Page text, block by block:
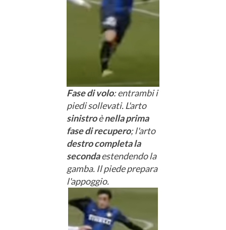
Fase di volo: entrambi i
piedi sollevati. L'arto
sinistroènellaprima
fase di recupero; l'arto
destrocompletala
secondaestendendo la
gamba. Il piede prepara
l'appoggio.